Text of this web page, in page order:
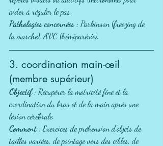
aider à réguler le pas.
Pathologies concernées : Parkinson (freezing de
la marche), AVC (hémiparésie).
3. coordination main-œil
(membre supérieur)
Objectif : Récupérer la motricité fine et la
coordination du bras et de la main après une
lésion cérébrale.
Comment : Exercices de préhension d'objets de
tailles variées, de pointage vers des cibles, de